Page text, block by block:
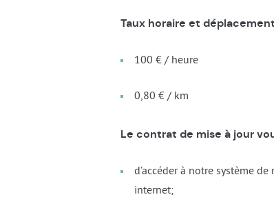
Taux horaire et
100 € / heure
0,80 € / km
Le contrat de mise à jour
d’accéder à notre système
internet;